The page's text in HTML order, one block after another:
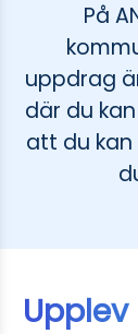
Français
Türkçe
Svenska
På
uppdrag
där du
att du